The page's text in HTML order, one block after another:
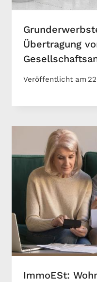
Übertragung
Veröffentlicht am
ImmoESt: